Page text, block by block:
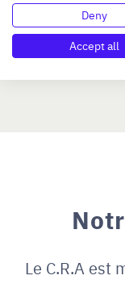
Le C.R.A est
Deny
Accept all